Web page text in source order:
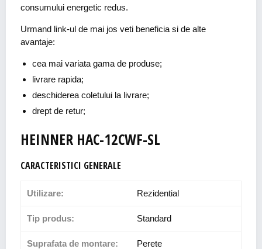
consumului energetic redus.
Urmand link-ul de mai jos veti beneficia si de alte
avantaje:
cea mai variata gama de produse;
livrare rapida;
deschiderea coletului la livrare;
drept de retur;
HEINNER HAC-12CWF-SL
CARACTERISTICI GENERALE
Utilizare: Rezidential
Tip produs: Standard
Suprafata de montare: Perete